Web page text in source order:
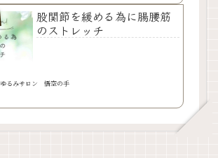
股関節を緩める為に腸腰筋
のストレッチ
ゆるみサロン 悟空の手